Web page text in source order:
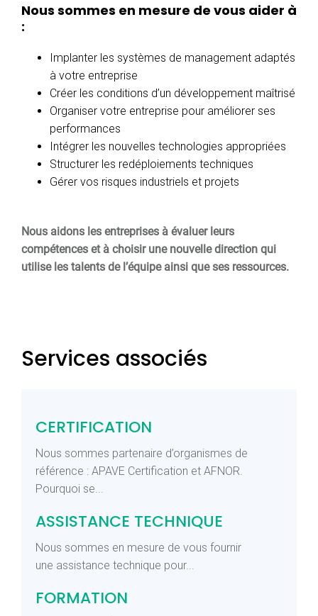
Nous sommes en mesure de vous aider à
:
Implanter les systèmes de management adaptés
à votre entreprise
Créer les conditions d’un développement maîtrisé
Organiser votre entreprise pour améliorer ses
performances
Intégrer les nouvelles technologies appropriées
Structurer les redéploiements techniques
Gérer vos risques industriels et projets
Nous aidons les entreprises à évaluer leurs
compétences et à choisir une nouvelle direction qui
utilise les talents de l’équipe ainsi que ses ressources.
Services associés
CERTIFICATION
Nous sommes partenaire d’organismes de
référence : APAVE Certification et AFNOR.
Pourquoi se...
ASSISTANCE TECHNIQUE
Nous sommes en mesure de vous fournir
une assistance technique pour...
FORMATION